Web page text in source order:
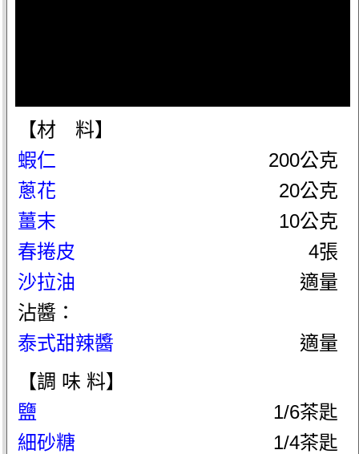
【材 料】
蝦仁
200公克
蔥花
20公克
薑末
10公克
春捲皮
4張
沙拉油
適量
沾醬：
泰式甜辣醬
適量
【調 味 料】
鹽
1/6茶匙
細砂糖
1/4茶匙